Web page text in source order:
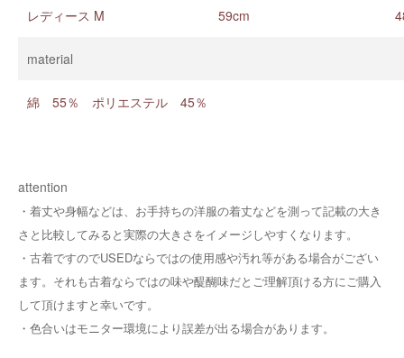
レディース M 59cm
material
綿 55％ ポリエステル 45％
attention
・着丈や身幅などは、お手持ちの洋服の着丈などを測って記載の大き
さと比較してみると実際の大きさをイメージしやすくなります。
・ 古着ですのでUSEDならではの使用感や汚れ等がある場合がござい
ます。それも古着ならではの味や醍醐味だとご理解頂ける方にご購入
して頂けますと幸いです。
・ 色合いはモニター環境により誤差が出る場合があります。